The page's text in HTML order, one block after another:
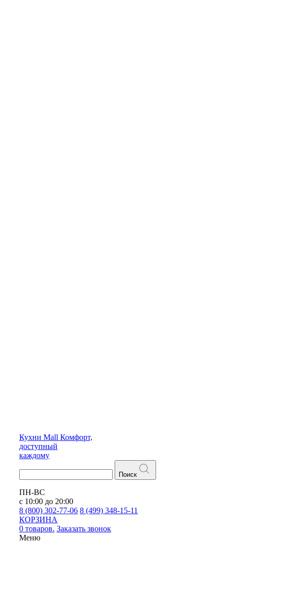
Кухни Mall Комфорт,
доступный
каждому
Поиск
ПН-ВС
с 10:00 до 20:00
8 (800) 302-77-06 8 (499) 348-15-11
КОРЗИНА
0 товаров. Заказать звонок
Меню